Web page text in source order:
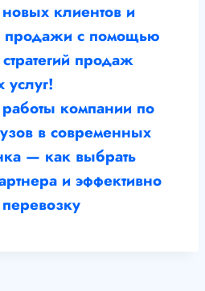
клиентов и
продажи с помощью
продаж
услуг!
компании по
в современных
— как выбрать
и эффективно